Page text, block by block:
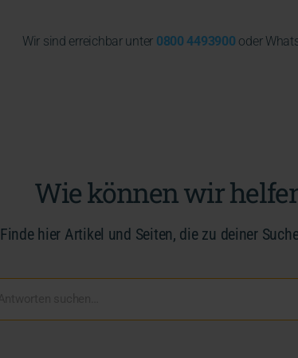
Wir sind erreichbar unter 0800 4493900 oder
Wie können wir
Finde hier Artikel und Seiten, die zu deiner